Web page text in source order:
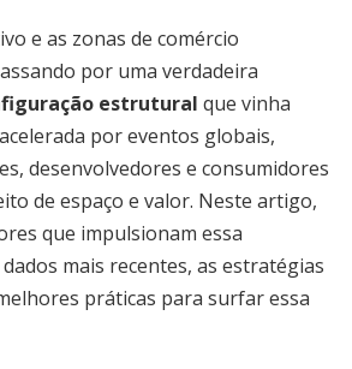
e as zonas de comércio
por uma verdadeira
estrutural que vinha
por eventos globais,
desenvolvedores e consumidores
de espaço e valor. Neste artigo,
que impulsionam essa
mais recentes, as estratégias
práticas para surfar essa